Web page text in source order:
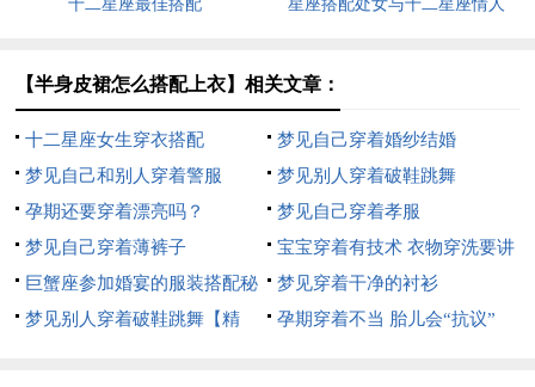
十二星座最佳搭配 星座搭配处女与十二星座情人
【半身皮裙怎么搭配上衣】相关文章：
十二星座女生穿衣搭配
梦见自己穿着婚纱结婚
梦见自己和别人穿着警服
梦见别人穿着破鞋跳舞
孕期还要穿着漂亮吗？
梦见自己穿着孝服
梦见自己穿着薄裤子
宝宝穿着有技术 衣物穿洗要讲
究
巨蟹座参加婚宴的服装搭配秘
籍
梦见穿着干净的衬衫
梦见别人穿着破鞋跳舞【精
孕期穿着不当 胎儿会“抗议”